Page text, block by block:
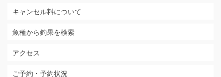
キャンセル料について
魚種から釣果を検索
アクセス
ご予約・予約状況